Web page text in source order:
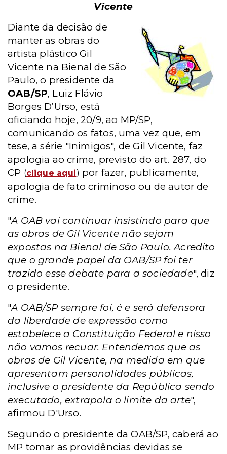
Vicente
Diante da decisão de
manter as obras do
artista plástico Gil
Vicente na Bienal de São
Paulo, o presidente da
OAB/SP, Luiz Flávio
Borges D’Urso, está
oficiando hoje, 20/9, ao MP/SP,
comunicando os fatos, uma vez que, em
tese, a série "Inimigos", de Gil Vicente, faz
apologia ao crime, previsto do art. 287, do
CP (clique aqui) por fazer, publicamente,
apologia de fato criminoso ou de autor de
crime.
"A OAB vai continuar insistindo para que
as obras de Gil Vicente não sejam
expostas na Bienal de São Paulo. Acredito
que o grande papel da OAB/SP foi ter
trazido esse debate para a sociedade", diz
o presidente.
"A OAB/SP sempre foi, é e será defensora
da liberdade de expressão como
estabelece a Constituição Federal e nisso
não vamos recuar. Entendemos que as
obras de Gil Vicente, na medida em que
apresentam personalidades públicas,
inclusive o presidente da República sendo
executado, extrapola o limite da arte",
afirmou D'Urso.
Segundo o presidente da OAB/SP, caberá ao
MP tomar as providências devidas se